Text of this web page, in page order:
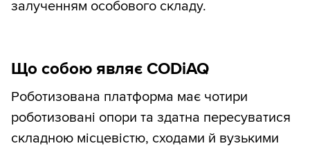
залученням особового складу.
Що собою являє CODiAQ
Роботизована платформа має чотири
роботизовані опори та здатна пересуватися
складною місцевістю, сходами й вузькими